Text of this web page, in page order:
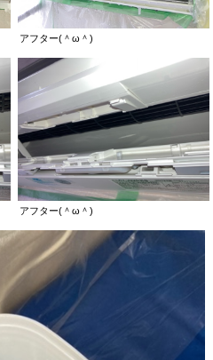
アフター(＾ω＾)
アフター(＾ω＾)